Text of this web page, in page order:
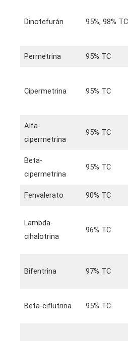
Dinotefurán 95%, 98% TC
Permetrina 95% TC
Cipermetrina 95% TC
Alfa-
cipermetrina
95% TC
Beta-
cipermetrina
95% TC
Fenvalerato 90% TC
Lambda-
cihalotrina
96% TC
Bifentrina 97% TC
Beta-ciflutrina 95% TC